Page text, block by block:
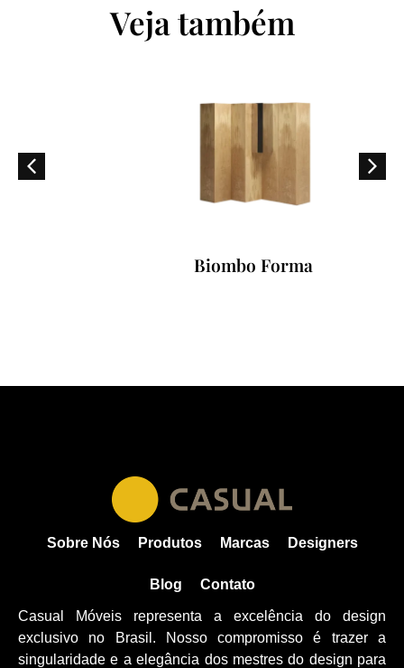
Veja também
Biombo Forma
Sobre Nós Produtos Marcas Designers
Blog Contato
Casual Móveis representa a excelência do design
exclusivo no Brasil. Nosso compromisso é trazer a
singularidade e a elegância dos mestres do design para